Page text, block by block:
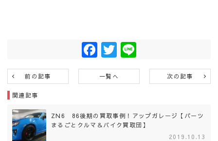
Facebook
Twitter
前の記事 一覧へ 次の記事
関連記事
ZN6 86後期の買取事例！アップガレージ【パーツ
まるごとクルマ＆バイク買取団】
2019.10.13